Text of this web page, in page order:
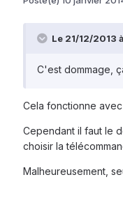
Le 21/12/2013
C'est dommage,
Cela fonctionne
Cependant il faut le
choisir la
Malheureusement,